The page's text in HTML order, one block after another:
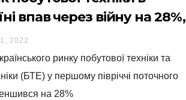
впав через війну на 28%,
2022
ринку побутової техніки та
(БТЕ) у першому півріччі поточного
на 28%